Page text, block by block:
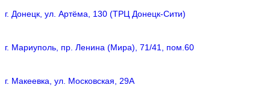
г. Донецк, ул. Артёма, 130 (ТРЦ Донецк-Сити)
г. Мариуполь, пр. Ленина (Мира), 71/41, пом.60
г. Макеевка, ул. Московская, 29А